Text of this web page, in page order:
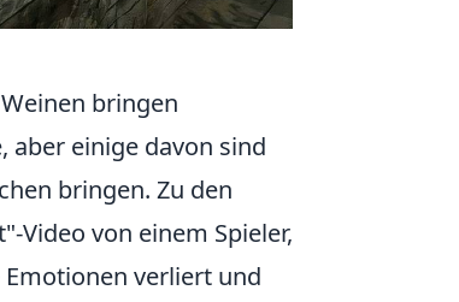
bringen
aber einige davon sind
bringen. Zu den
Video von einem Spieler,
verliert und